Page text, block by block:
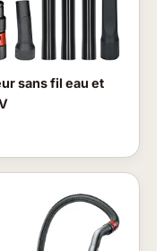
sans fil eau et